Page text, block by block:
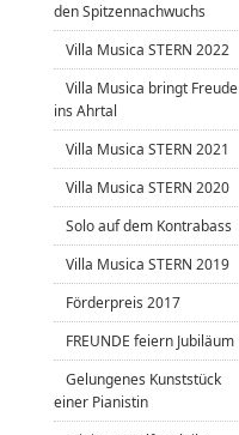
den Spitzennachwuchs
Villa Musica STERN 2022
Villa Musica bringt Freude
ins Ahrtal
Villa Musica STERN 2021
Villa Musica STERN 2020
Solo auf dem Kontrabass
Villa Musica STERN 2019
Förderpreis 2017
FREUNDE feiern Jubiläum
Gelungenes Kunststück
einer Pianistin